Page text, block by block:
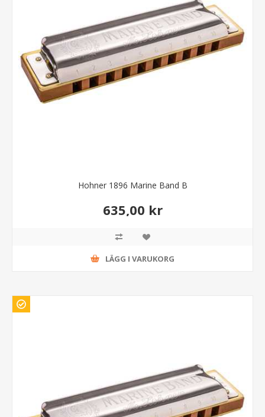
Hohner 1896 Marine Band B
635,00 kr
LÄGG I VARUKORG